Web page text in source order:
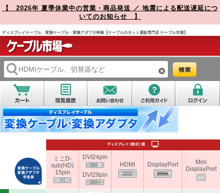
【 2026年 夏季休業中の営業・商品発送 ／ 地震による配送遅延につ
いてのお知らせ 】
ディスプレイケーブル 変換ケーブル・変換アダプタ特集【ケーブルのネット通販専門店 ケーブル市場】